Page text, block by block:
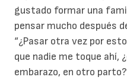
gustado formar una
pensar mucho después
“¿Pasar otra vez por
que nadie me toque ahí,
embarazo, en otro